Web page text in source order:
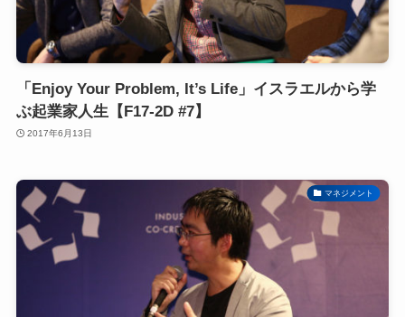
「Enjoy Your Problem, It’s Life」イスラエルから学
ぶ起業家人生【F17-2D #7】
2017年6月13日
マネジメント